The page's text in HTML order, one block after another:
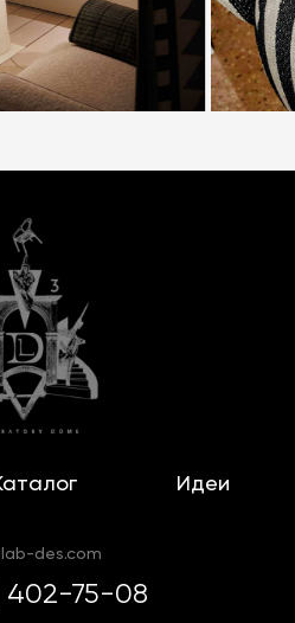
Идеи
des.com
402-75-08